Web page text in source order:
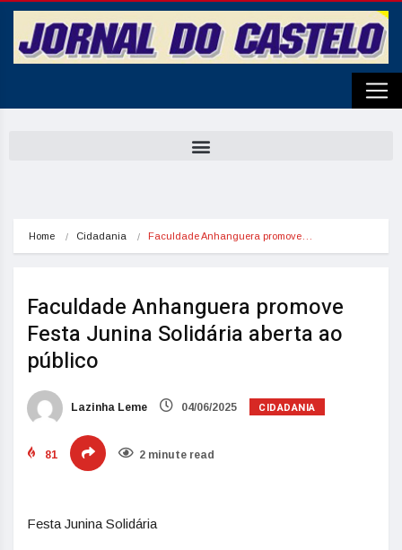
Home Cidadania Faculdade Anhanguera promove…
Faculdade Anhanguera promove
Festa Junina Solidária aberta ao
público
Lazinha Leme 04/06/2025 CIDADANIA
81 2 minute read
Festa Junina Solidária